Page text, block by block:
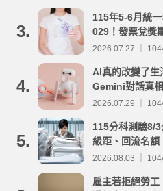
3.
115年5-6月統
029！發票兌獎
2026.07.27 ｜ 104
4.
AI真的改變了
Gemini對話真相
2026.07.29 ｜ 104
5.
115分科測驗8/
級距、回流名額
分析
2026.08.03 ｜ 104
雇主若拒絕勞